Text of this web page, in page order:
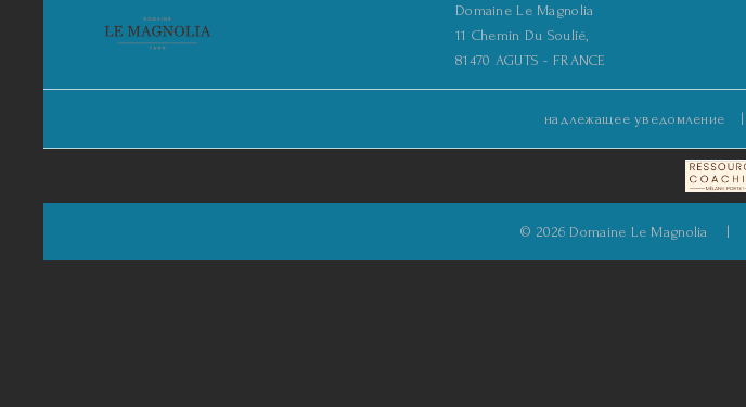
Domaine Le Magnolia
11 Chemin Du Soulié,
81470 AGUTS - FRANCE
надлежащее уведомление |
© 2026 Domaine Le Magnolia